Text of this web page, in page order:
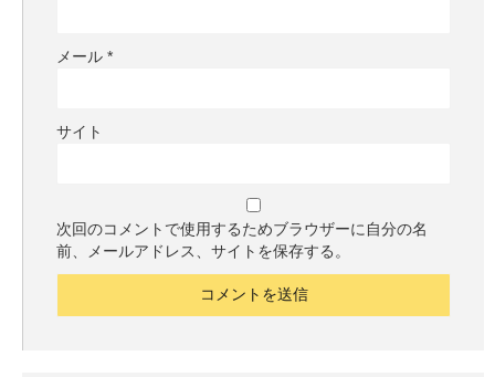
メール *
サイト
次回のコメントで使用するためブラウザーに自分の名
前、メールアドレス、サイトを保存する。